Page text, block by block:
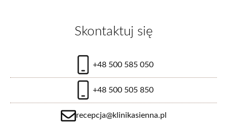
od 550 zł/ampułka
Skontaktuj się
+48 500 585 050
+48 500 505 850
recepcja@klinikasienna.pl